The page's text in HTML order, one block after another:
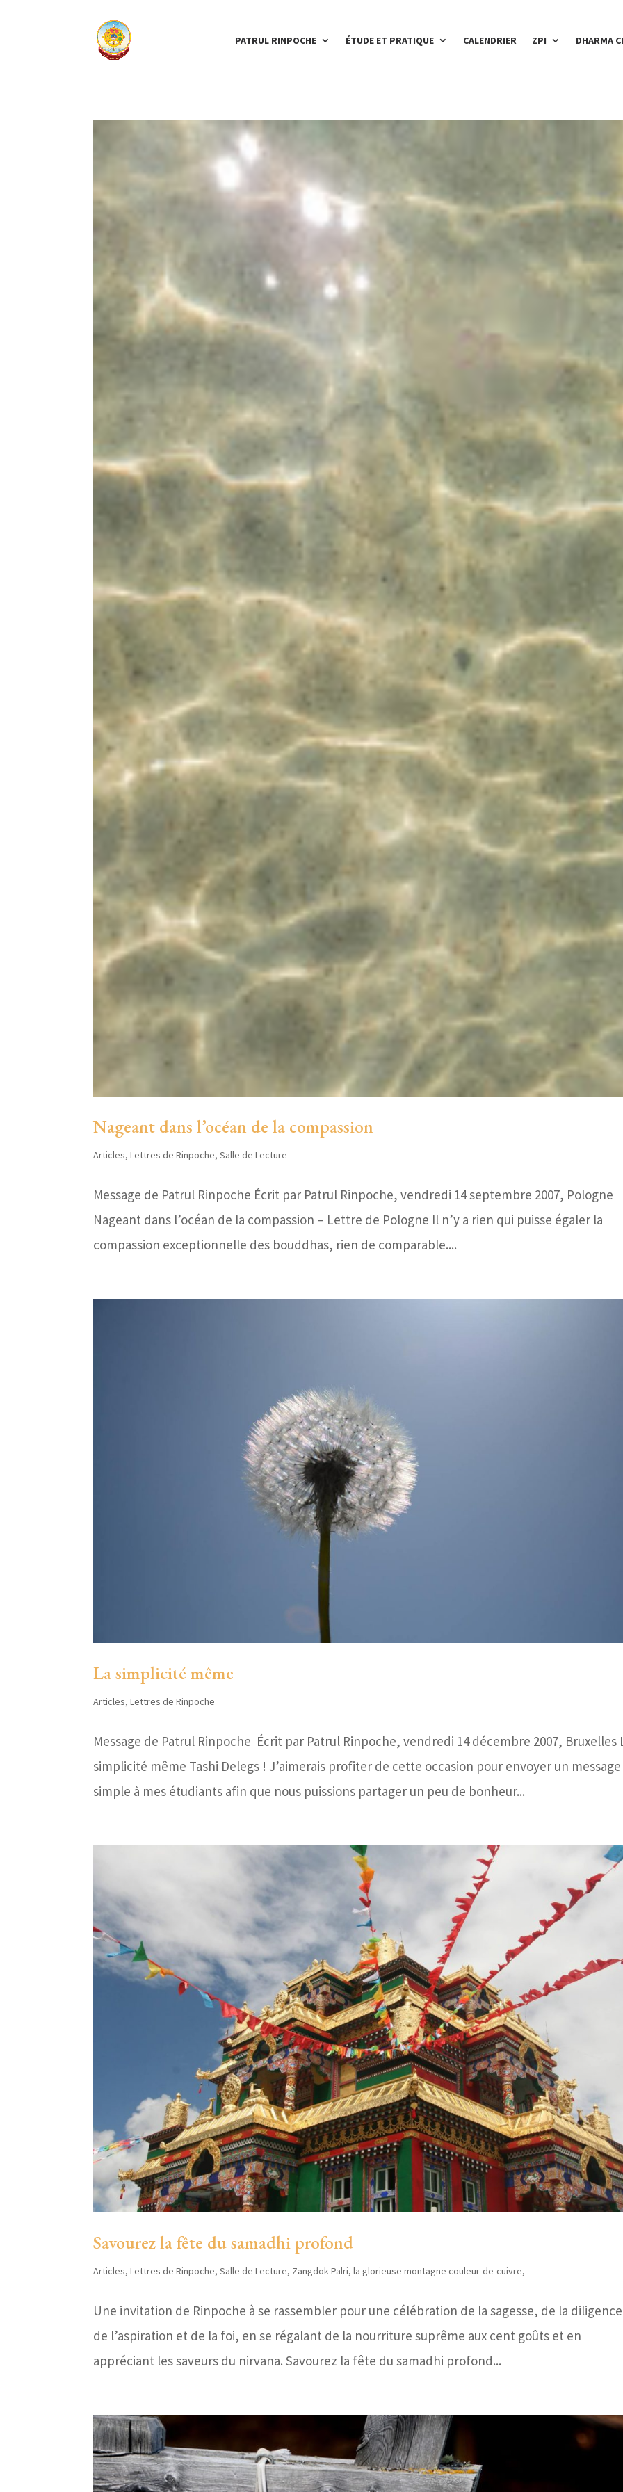
PATRUL RINPOCHE ÉTUDE ET PRATIQUE CALENDRIER ZPI DHARMA
Nageant dans l’océan de la compassion
Articles,Lettres de Rinpoche,Salle de Lecture
Message de Patrul Rinpoche Écrit par Patrul Rinpoche, vendredi 14 septembre 2007, Pologne
Nageant dans l’océan de la compassion – Lettre de Pologne Il n’y a rien qui puisse égaler la
compassion exceptionnelle des bouddhas, rien de comparable....
La simplicité même
Articles,Lettres de Rinpoche
Message de Patrul Rinpoche Écrit par Patrul Rinpoche, vendredi 14 décembre 2007, Bruxelles
simplicité même Tashi Delegs ! J’aimerais profiter de cette occasion pour envoyer un message
simple à mes étudiants afin que nous puissions partager un peu de bonheur...
Savourez la fête du samadhi profond
Articles,Lettres de Rinpoche,Salle de Lecture, Zangdok Palri, la glorieuse montagne couleur-de-cuivre,
Une invitation de Rinpoche à se rassembler pour une célébration de la sagesse, de la
de l’aspiration et de la foi, en se régalant de la nourriture suprême aux cent goûts et en
appréciant les saveurs du nirvana. Savourez la fête du samadhi profond...